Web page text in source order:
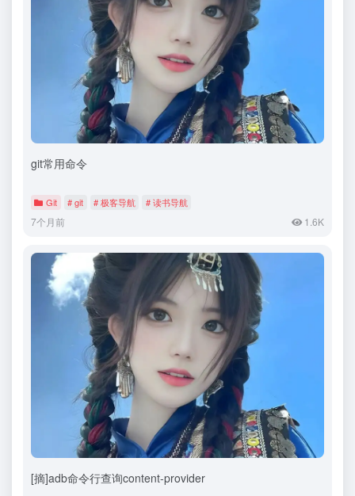
git常用命令
Git # git # 极客导航 # 读书导航
7个月前 1.6K
[摘]adb命令行查询content-provider